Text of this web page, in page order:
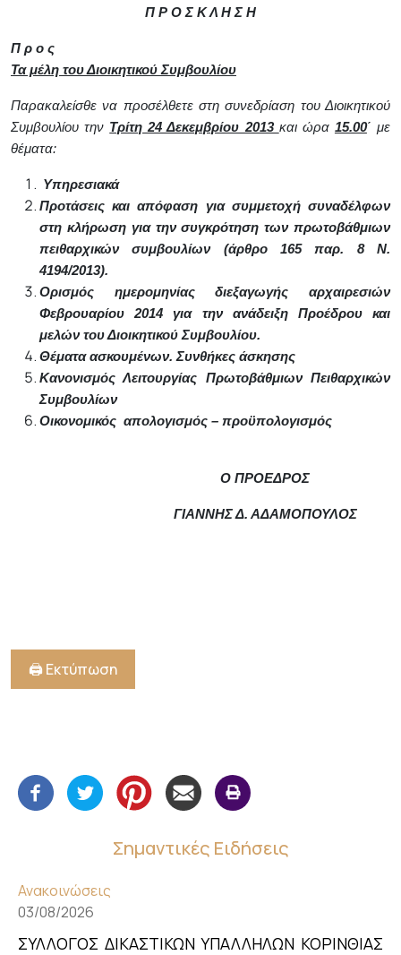
Σημαντικές Ειδήσεις
Ανακοινώσεις
03/08/2026
ΣΥΛΛΟΓΟΣ ΔΙΚΑΣΤΙΚΩΝ ΥΠΑΛΛΗΛΩΝ ΚΟΡΙΝΘΙΑΣ
Π Ρ Ο Σ Κ Λ Η Σ Η
Π ρ ο ς
Τα μέλη του Διοικητικού Συμβουλίου
Παρακαλείσθε να προσέλθετε στη συνεδρίαση του Διοικητικού
Συμβουλίου την Τρίτη 24 Δεκεμβρίου 2013 και ώρα 15.00΄ με
θέματα:
Υπηρεσιακά
Προτάσεις και απόφαση για συμμετοχή συναδέλφων
στη κλήρωση για την συγκρότηση των πρωτοβάθμιων
πειθαρχικών συμβουλίων (άρθρο 165 παρ. 8 Ν.
4194/2013).
Ορισμός ημερομηνίας διεξαγωγής αρχαιρεσιών
Φεβρουαρίου 2014 για την ανάδειξη Προέδρου και
μελών του Διοικητικού Συμβουλίου.
Θέματα ασκουμένων. Συνθήκες άσκησης
Κανονισμός Λειτουργίας Πρωτοβάθμιων Πειθαρχικών
Συμβουλίων
Οικονομικός απολογισμός – προϋπολογισμός
Ο ΠΡΟΕΔΡΟΣ
ΓΙΑΝΝΗΣ Δ. ΑΔΑΜΟΠΟΥΛΟΣ
🖨️ Εκτύπωση